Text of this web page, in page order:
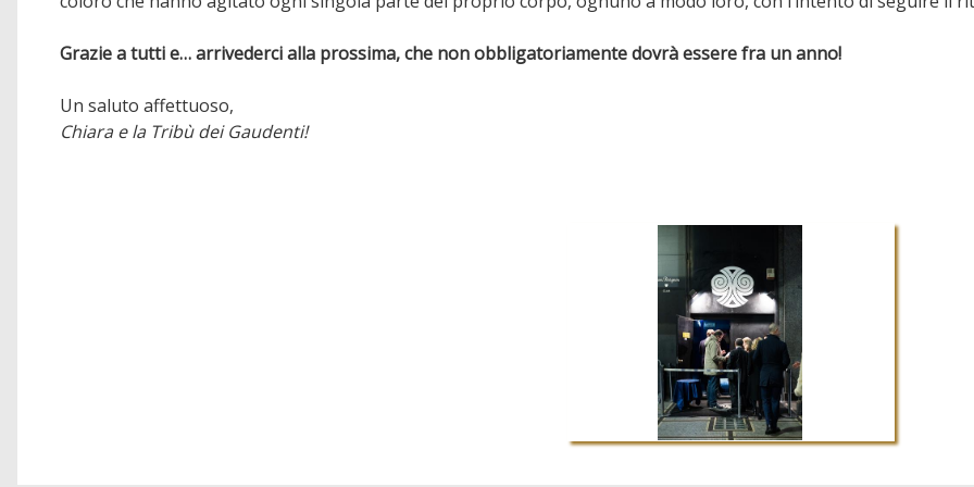
Grazie a tutti e… arrivederci alla prossima, che non obbligatoriamente dovrà essere fra un anno!
Un saluto affettuoso,
Chiara e la Tribù dei Gaudenti!